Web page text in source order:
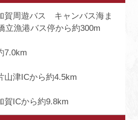
賀周遊バス キャンバス海ま
港バス停から約300m
7.0km
津ICから約4.5km
ICから約9.8km